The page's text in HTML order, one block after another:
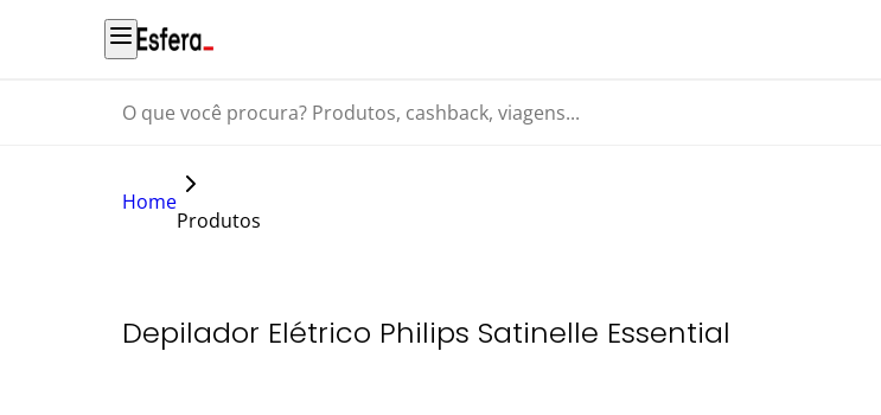
O que você procura? Produtos, cashback, viagens...
Home
Produtos
Depilador Elétrico Philips Satinelle Essential